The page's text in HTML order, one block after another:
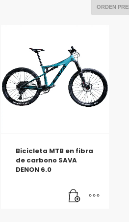
Bicicleta MTB en fibra
de carbono SAVA
DENON 6.0